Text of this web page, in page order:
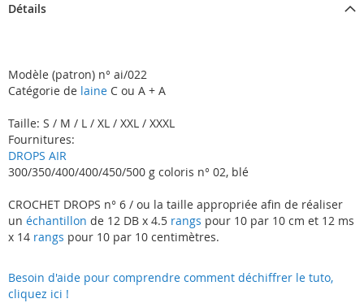
Détails
Modèle (patron) n° ai/022
Catégorie de laine C ou A + A
Taille: S / M / L / XL / XXL / XXXL
Fournitures:
DROPS AIR
300/350/400/400/450/500 g coloris n° 02, blé
CROCHET DROPS n° 6 / ou la taille appropriée afin de réaliser
un échantillon de 12 DB x 4.5 rangs pour 10 par 10 cm et 12 ms
x 14 rangs pour 10 par 10 centimètres.
Besoin d'aide pour comprendre comment déchiffrer le tuto,
cliquez ici !